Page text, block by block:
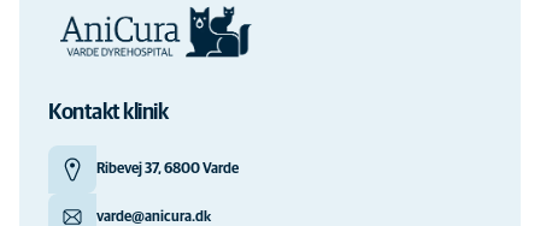
Kontakt klinik
Ribevej 37, 6800 Varde
varde@anicura.dk